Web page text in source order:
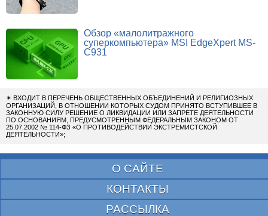
Обзор «малолитражного
суперкомпьютера» MSI EdgeXpert MS-
C931
✴ ВХОДИТ В ПЕРЕЧЕНЬ ОБЩЕСТВЕННЫХ ОБЪЕДИНЕНИЙ И РЕЛИГИОЗНЫХ
ОРГАНИЗАЦИЙ, В ОТНОШЕНИИ КОТОРЫХ СУДОМ ПРИНЯТО ВСТУПИВШЕЕ В
ЗАКОННУЮ СИЛУ РЕШЕНИЕ О ЛИКВИДАЦИИ ИЛИ ЗАПРЕТЕ ДЕЯТЕЛЬНОСТИ
ПО ОСНОВАНИЯМ, ПРЕДУСМОТРЕННЫМ ФЕДЕРАЛЬНЫМ ЗАКОНОМ ОТ
25.07.2002 № 114-ФЗ «О ПРОТИВОДЕЙСТВИИ ЭКСТРЕМИСТСКОЙ
ДЕЯТЕЛЬНОСТИ»;
О САЙТЕ
КОНТАКТЫ
РАССЫЛКА